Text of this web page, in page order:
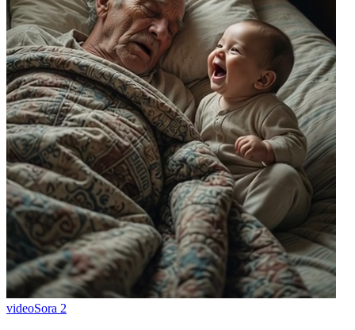
videoSora 2